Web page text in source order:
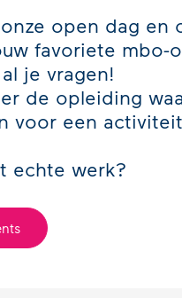
open dag en
favoriete mbo-
je vragen!
de opleiding
voor een
echte werk?